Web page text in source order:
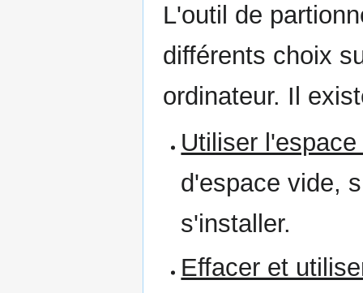
L'outil de
différents choix
ordinateur. Il
Utiliser
d'espace vide,
s'installer.
Effacer et